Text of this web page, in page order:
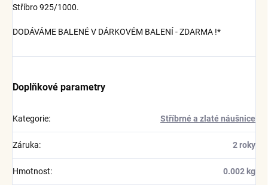
Stříbro 925/1000.
DODÁVÁME BALENÉ V DÁRKOVÉM BALENÍ - ZDARMA !*
Doplňkové parametry
Kategorie: Stříbrné a zlaté náušnice
Záruka: 2 roky
Hmotnost: 0.002 kg